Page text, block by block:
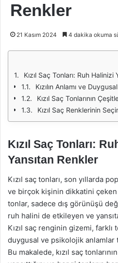
Renkler
21 Kasım 2024 4 dakika okuma
Kızıl Saç Tonları: Ruh Halinizi
Kızılın Anlamı ve
Kızıl Saç Tonlarının
Kızıl Saç Renklerinin
Kızıl Saç Tonları:
Yansıtan Renkler
Kızıl saç tonları, son yıllarda
ve birçok kişinin dikkatini
tonlar, sadece dış görünüşü
ruh halini de etkileyen ve
Kızıl saç renginin gizemi, farklı
duygusal ve psikolojik anlamlar
Bu makalede, kızıl saç